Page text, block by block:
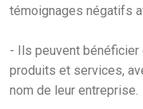
témoignages négatifs
- Ils peuvent
produits et services,
nom de leur entreprise.